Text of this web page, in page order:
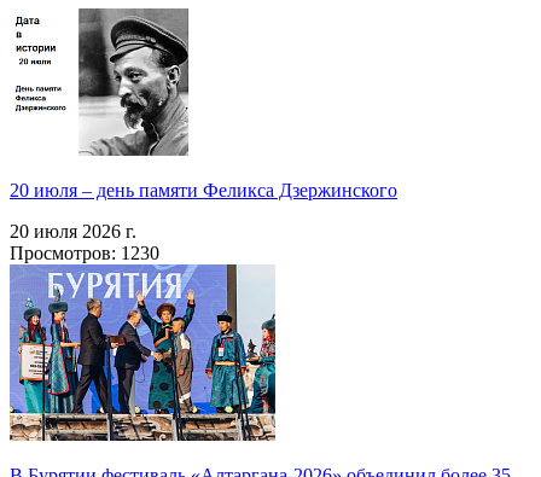
20 июля – день памяти Феликса Дзержинского
20 июля 2026 г.
Просмотров: 1230